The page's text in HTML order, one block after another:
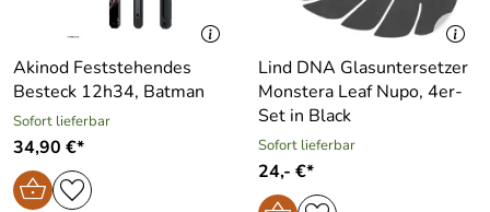
Akinod Feststehendes
Besteck 12h34, Batman
Sofort lieferbar
34,90 €*
Lind DNA Glasuntersetzer
Monstera Leaf Nupo, 4er-
Set in Black
Sofort lieferbar
24,- €*